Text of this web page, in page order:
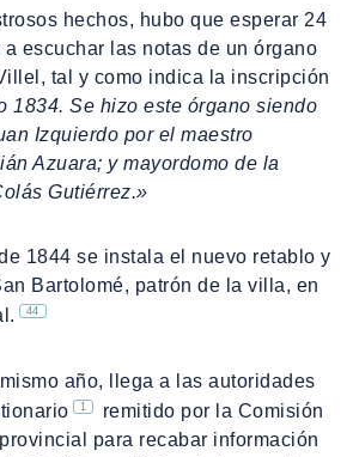
hechos, hubo que esperar 24
escuchar las notas de un órgano
tal y como indica la inscripción
1834. Se hizo este órgano siendo
Izquierdo por el maestro
Azuara; y mayordomo de la
Gutiérrez.»
1844 se instala el nuevo retablo y
Bartolomé, patrón de la villa, en
44
año, llega a las autoridades
1
remitido por la Comisión
para recabar información